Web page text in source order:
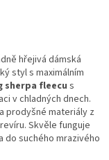
hřejivá dámská
styl s maximálním
sherpa fleecu s
v chladných dnech.
a prodyšné materiály z
Skvěle funguje
do suchého mrazivého